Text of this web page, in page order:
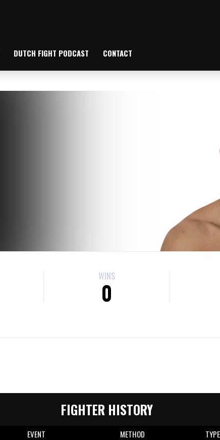
DUTCH FIGHT PODCAST CONTACT
WINS
0
FIGHTER HISTORY
EVENT METHOD TYPE